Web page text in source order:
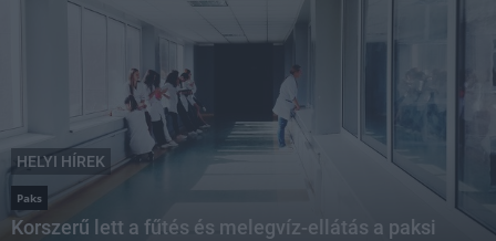
HELYI HÍREK
Paks
Korszerű lett a fűtés és melegvíz-ellátás a paksi